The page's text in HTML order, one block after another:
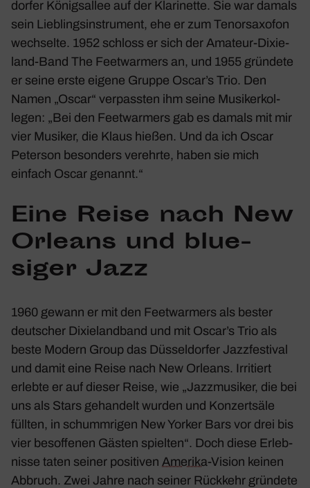
dorfer Königs­allee auf der Klari­nette. Sie war damals
sein Lieb­lings­in­stru­ment, ehe er zum Tenor­sa­xofon
wech­selte. 1952 schloss er sich der Amateur-Dixie­
land-Band The Feet­war­mers an, und 1955 grün­dete
er seine erste eigene Gruppe Oscar’s Trio. Den
Namen „Oscar“ verpassten ihm seine Musi­ker­kol­
legen: „Bei den Feet­war­mers gab es damals mit mir
vier Musiker, die Klaus hießen. Und da ich Oscar
Peterson beson­ders verehrte, haben sie mich
einfach Oscar genannt.“
Eine Reise nach New
Orleans und blue­
siger Jazz
1960 gewann er mit den Feet­war­mers als bester
deut­scher Dixie­land­band und mit Oscar’s Trio als
beste Modern Group das Düssel­dorfer Jazz­fes­tival
und damit eine Reise nach New Orleans. Irri­tiert
erlebte er auf dieser Reise, wie „Jazz­mu­siker, die bei
uns als Stars gehan­delt wurden und Konzert­säle
füllten, in schumm­rigen New Yorker Bars vor drei bis
vier besof­fenen Gästen spielten“. Doch diese Erleb­
nisse taten seiner posi­tiven Amerika-Vision keinen
Abbruch. Zwei Jahre nach seiner Rück­kehr grün­dete